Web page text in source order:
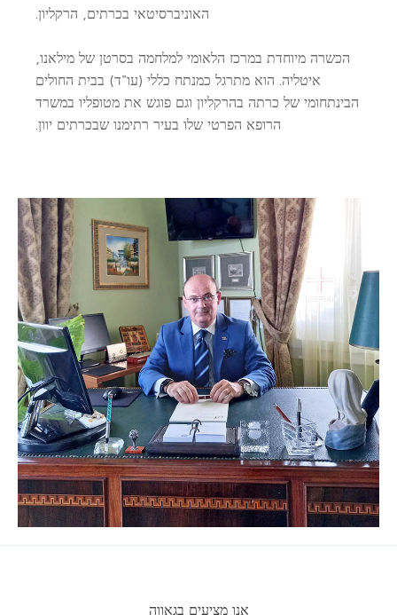
האוניברסיטאי בכרתים, הרקליון.
הכשרה מיוחדת במרכז הלאומי למלחמה בסרטן של מילאנו,
איטליה. הוא מתרגל כמנתח כללי (עו"ד) בבית החולים
הבינתחומי של כרתה בהרקליון וגם פוגש את מטופליו במשרד
הרופא הפרטי שלו בעיר רתימנו שבכרתים יוון.
אנו מציעים בגאווה